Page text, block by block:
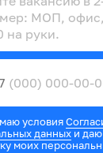
условия
данных и
моих